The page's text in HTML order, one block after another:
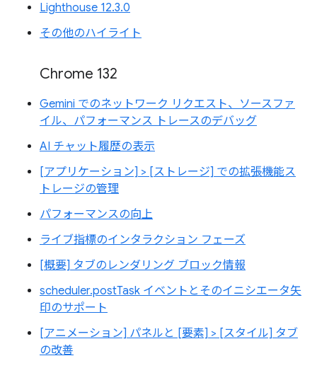
Lighthouse 12.3.0
その他のハイライト
Chrome 132
Gemini でのネットワーク リクエスト、ソースファ
イル、パフォーマンス トレースのデバッグ
AI チャット履歴の表示
[アプリケーション] > [ストレージ] での拡張機能ス
トレージの管理
パフォーマンスの向上
ライブ指標のインタラクション フェーズ
[概要] タブのレンダリング ブロック情報
scheduler.postTask イベントとそのイニシエータ矢
印のサポート
[アニメーション] パネルと [要素] > [スタイル] タブ
の改善